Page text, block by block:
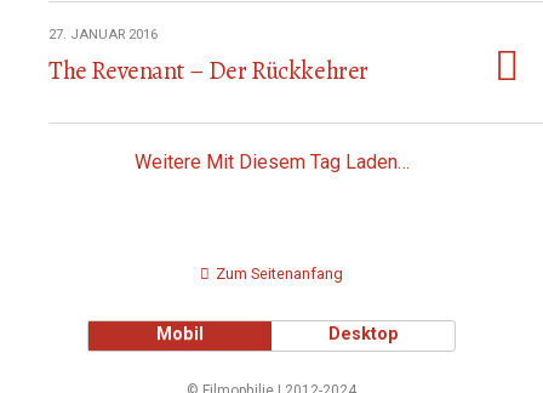
27. JANUAR 2016
The Revenant – Der Rückkehrer
Weitere Mit Diesem Tag Laden…
Zum Seitenanfang
Mobil Desktop